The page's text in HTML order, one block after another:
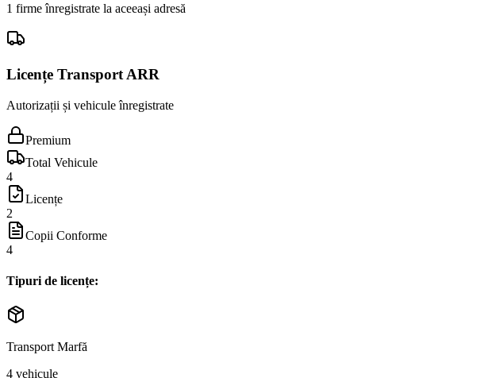
1 firme înregistrate la aceeași adresă
Licențe Transport ARR
Autorizații și vehicule înregistrate
Premium
Total Vehicule
4
Licențe
2
Copii Conforme
4
Tipuri de licențe:
Transport Marfă
4 vehicule